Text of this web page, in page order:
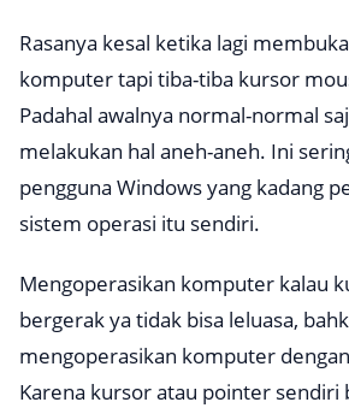
Rasanya kesal ketika lagi
komputer tapi tiba-tiba kursor
Padahal awalnya normal-normal
melakukan hal aneh-aneh. Ini
pengguna Windows yang kadang
sistem operasi itu sendiri.
Mengoperasikan komputer kalau
bergerak ya tidak bisa leluasa,
mengoperasikan komputer
Karena kursor atau pointer sendiri